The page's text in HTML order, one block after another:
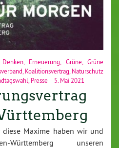
, Erneuerung Grüne ,Grüne
Koalitionsvertrag Naturschutz
Presse 5. Mai 2021
Maxime haben wir und
unseren